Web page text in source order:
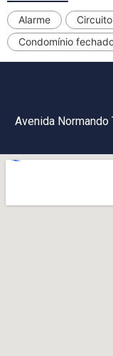
Alarme
Condomínio
Avenida Normando